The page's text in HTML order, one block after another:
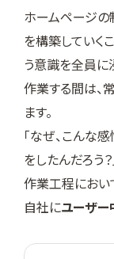
ホームページ
を構築していく
う意識を全員に
作業する間は、
ます。
「なぜ、こんな
をしたんだろう？
作業工程におい
自社にユーザ